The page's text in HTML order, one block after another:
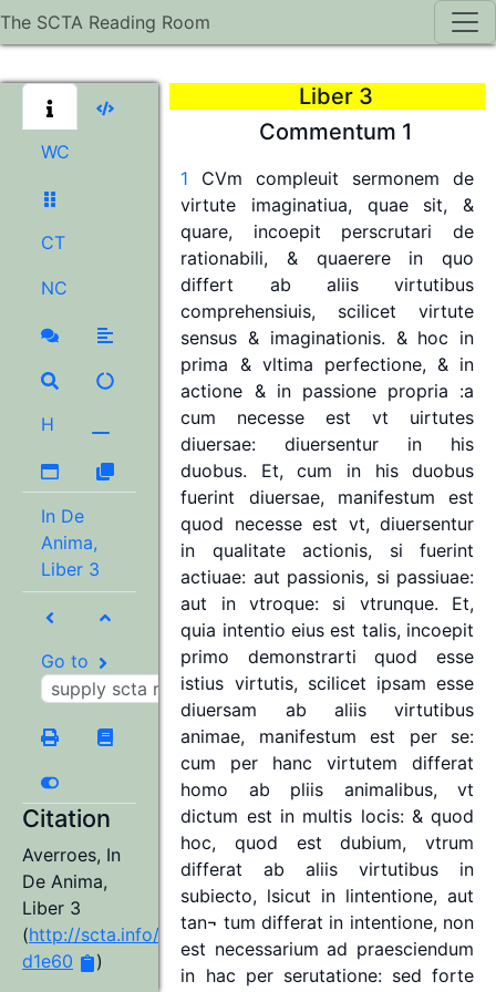
The SCTA Reading Room
WC
CT
NC
H
In De
Anima,
Liber 3
Go to
Citation
Averroes, In
De Anima,
Liber 3
(http://scta.info/resource/iu7r3b-
d1e60
)
Liber 3
Commentum 1
1 CVm compleuit sermonem
de
virtute
imaginatiua, quae sit,
&
quare,
incoepit perscrutari
de
rationabili,
& quaerere in
quo
differt
ab aliis
virtutibus
comprehensiuis,
scilicet
virtute
sensus & imaginationis. & hoc in
prima & vltima perfectione, & in
actione & in passione propria :a
cum
necesse est vt
uirtutes
diuersae:
diuersentur in
his
duobus.
Et, cum in his
duobus
fuerint
diuersae, manifestum
est
quod necesse est vt, diuersentur
in
qualitate actionis, si
fuerint
actiuae: aut passionis, si passiuae:
aut
in vtroque: si vtrunque.
Et,
quia intentio eius est talis, incoepit
primo
demonstrarti quod
esse
istius virtutis, scilicet ipsam esse
diuersam
ab aliis
virtutibus
animae,
manifestum est per
se:
cum
per hanc virtutem
differat
homo
ab pliis animalibus,
vt
dictum est in multis locis: & quod
hoc,
quod est dubium,
vtrum
differat
ab aliis virtutibus
in
subiecto, lsicut in lintentione, aut
tan¬ tum differat in intentione, non
est necessarium ad praesciendum
in hac per serutatione: sed forte